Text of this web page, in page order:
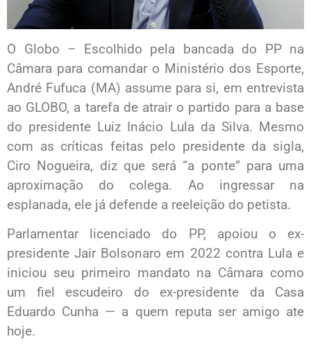
O Globo – Escolhido pela bancada do PP na
Câmara para comandar o Ministério dos Esporte,
André Fufuca (MA) assume para si, em entrevista
ao GLOBO, a tarefa de atrair o partido para a base
do presidente Luiz Inácio Lula da Silva. Mesmo
com as críticas feitas pelo presidente da sigla,
Ciro Nogueira, diz que será “a ponte” para uma
aproximação do colega. Ao ingressar na
esplanada, ele já defende a reeleição do petista.
Parlamentar licenciado do PP, apoiou o ex-
presidente Jair Bolsonaro em 2022 contra Lula e
iniciou seu primeiro mandato na Câmara como
um fiel escudeiro do ex-presidente da Casa
Eduardo Cunha — a quem reputa ser amigo ate
hoje.